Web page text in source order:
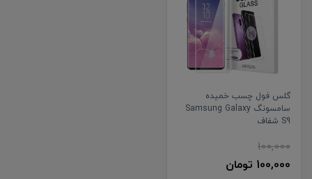
گلس فول چسب خمیده
سامسونگ Samsung Galaxy
S9 شفاف
100,000
100,000 تومان